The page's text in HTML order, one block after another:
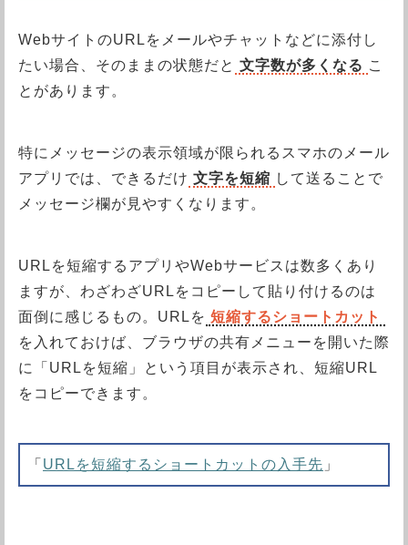
WebサイトのURLをメールやチャットなどに添付し
たい場合、そのままの状態だと 文字数が多くなる こ
とがあります。
特にメッセージの表示領域が限られるスマホのメール
アプリでは、できるだけ 文字を短縮 して送ることで
メッセージ欄が見やすくなります。
URLを短縮するアプリやWebサービスは数多くあり
ますが、わざわざURLをコピーして貼り付けるのは
面倒に感じるもの。URLを 短縮するショートカット
を入れておけば、ブラウザの共有メニューを開いた際
に「URLを短縮」という項目が表示され、短縮URL
をコピーできます。
「 URLを短縮するショートカットの入手先 」